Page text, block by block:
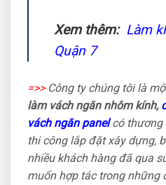
Xem thêm: Làm
Quận 7
=>>Công ty chúng tôi là
làm vách ngăn nhôm kính,
vách ngăn panelcó thương
thi công lắp đặt xây dựng,
nhiều khách hàng đã qua
muốn hợp tác trong những